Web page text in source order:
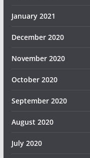
January 2021
December 2020
November 2020
October 2020
September 2020
August 2020
July 2020